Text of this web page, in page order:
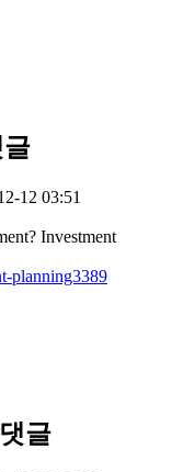
12 03:51
Investment
planning3389
글